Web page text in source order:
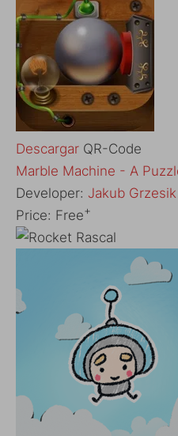
Descargar QR-Code
Marble Machine - A
Developer: Jakub Grzesik
Price: Free+